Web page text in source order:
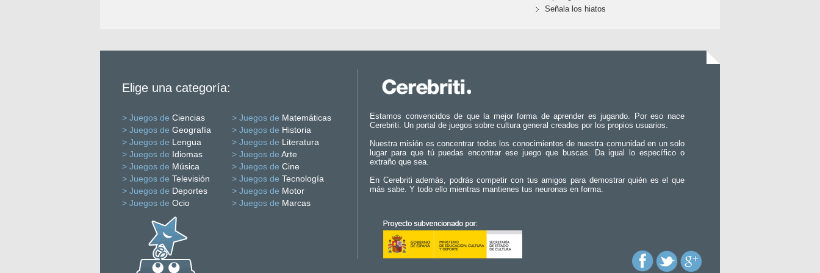
Señala los hiatos
Elige una categoría:
> Juegos de Ciencias > Juegos de Matemáticas
> Juegos de Geografía > Juegos de Historia
> Juegos de Lengua > Juegos de Literatura
> Juegos de Idiomas > Juegos de Arte
> Juegos de Música > Juegos de Cine
> Juegos de Televisión > Juegos de Tecnología
> Juegos de Deportes > Juegos de Motor
> Juegos de Ocio > Juegos de Marcas
Estamos convencidos de que la mejor forma de aprender es jugando. Por eso nace
Cerebriti. Un portal de juegos sobre cultura general creados por los propios usuarios.
Nuestra misión es concentrar todos los conocimientos de nuestra comunidad en un solo
lugar para que tú puedas encontrar ese juego que buscas. Da igual lo específico o
extraño que sea.
En Cerebriti además, podrás competir con tus amigos para demostrar quién es el que
más sabe. Y todo ello mientras mantienes tus neuronas en forma.